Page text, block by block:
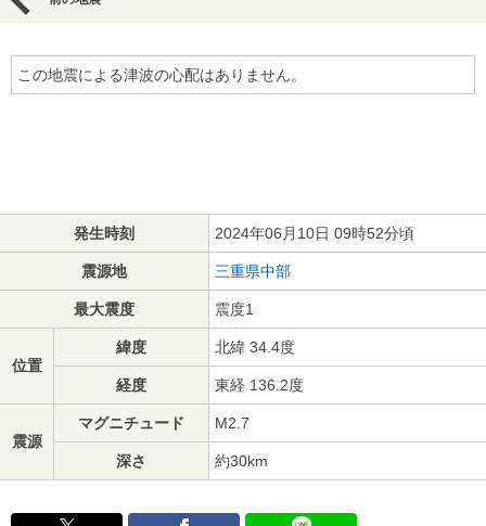
この地震による津波の心配はありません。
発生時刻 2024年06月10日 09時52分頃
震源地 三重県中部
最大震度 震度1
位置
緯度 北緯 34.4度
経度 東経 136.2度
震源
マグニチュード M2.7
深さ 約30km